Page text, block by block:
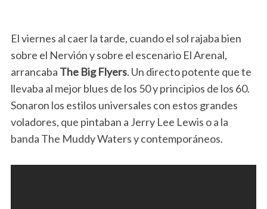
El viernes al caer la tarde, cuando el sol rajaba bien
sobre el Nervión y sobre el escenario El Arenal,
arrancaba The Big Flyers. Un directo potente que te
llevaba al mejor blues de los 50 y principios de los 60.
Sonaron los estilos universales con estos grandes
voladores, que pintaban a Jerry Lee Lewis o a la
banda The Muddy Waters y contemporáneos.